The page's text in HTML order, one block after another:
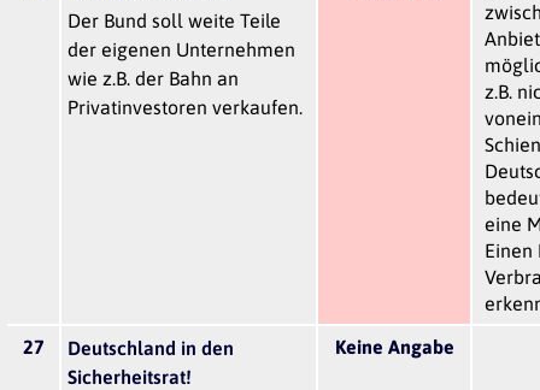
Der Bund soll weite Teile
der eigenen Unternehmen
wie z.B. der Bahn an
Privatinvestoren verkaufen.
z.B.
eine
Einen
27
Deutschland in den
Sicherheitsrat!
Keine Angabe